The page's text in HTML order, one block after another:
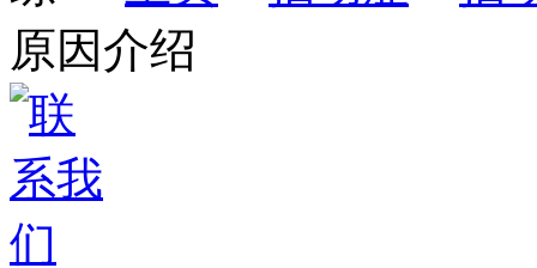
原因介绍